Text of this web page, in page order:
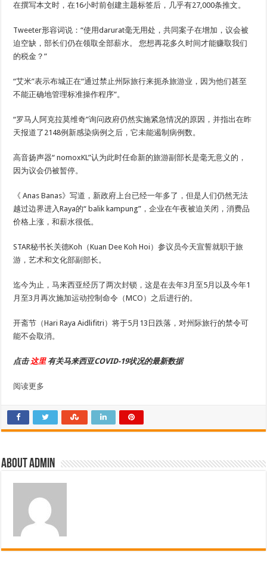
在撰写本文时，在16小时前创建主题标签后，几乎有27,000条推文。
Tweeter形容词说：“使用darurat毫无用处，共同案子在增加，议会被
迫空缺，部长们仍在领取全部薪水。 您想再花多久时间才能赚取我们
的税金？”
“艾米”表示布城正在“通过禁止州际旅行来扼杀旅游业，因为他们甚至
不能正确地管理标准操作程序”。
“罗马人阿克拉莫维奇”询问政府仍然实施紧急情况的原因，并指出在昨
天报道了2148例新感染病例之后，它未能遏制病例数。
高音扬声器“ nomoxKL”认为此时任命新的旅游副部长是毫无意义的，
因为议会仍被暂停。
《 Anas Banas》写道，新政府上台已经一年多了，但是人们仍然无法
越过边界进入Raya的“ balik kampung”，企业在午夜被迫关闭，消费品
价格上涨，和薪水很低。
STAR秘书长关德​​Koh（Kuan Dee Koh Hoi）参议员今天宣誓就职于旅
游，艺术和文化部副部长。
迄今为止，马来西亚经历了两次封锁，这是在去年3月至5月以及今年1
月至3月再次施加运动控制命令（MCO）之后进行的。
开斋节（Hari Raya Aidlifitri）将于5月13日跌落，对州际旅行的禁令可
能不会取消。
点击这里有关马来西亚COVID-19状况的最新数据
阅读更多
About admin